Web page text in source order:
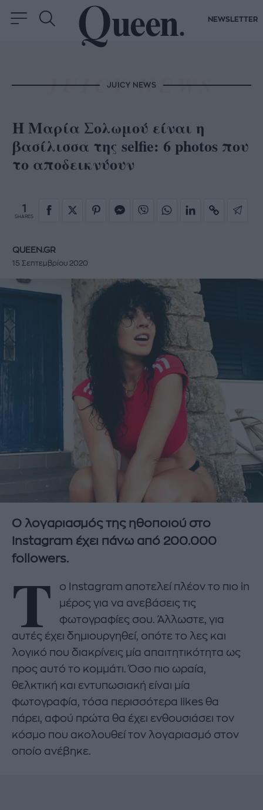
NEWSLETTER
JUICY NEWS
Η Μαρία Σολωμού είναι η
βασίλισσα της selfie: 6 photos που
το αποδεικνύουν
1
SHARES
QUEEN.GR
15 Σεπτεμβρίου 2020
Ο λογαριασμός της ηθοποιού στο
Instagram έχει πάνω από 200.000
followers.
Τ
ο Instagram αποτελεί πλέον το πιο in
μέρος για να ανεβάσεις τις
φωτογραφίες σου. Άλλωστε, για
αυτές έχει δημιουργηθεί, οπότε το λες και
λογικό που διακρίνεις μία απαιτητικότητα ως
προς αυτό το κομμάτι. Όσο πιο ωραία,
θελκτική και εντυπωσιακή είναι μία
φωτογραφία, τόσα περισσότερα likes θα
πάρει, αφού πρώτα θα έχει ενθουσιάσει τον
κόσμο που ακολουθεί τον λογαριασμό στον
οποίο ανέβηκε.